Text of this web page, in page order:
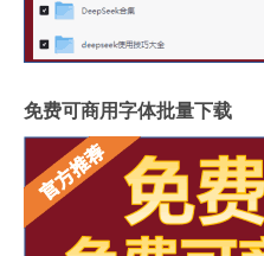
免费可商用字体批量下载